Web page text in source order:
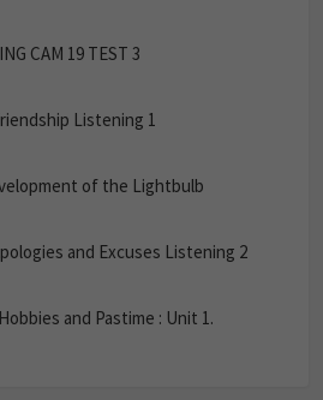
CAM 19 TEST 3
Listening 1
of the Lightbulb
and Excuses Listening 2
and Pastime : Unit 1.